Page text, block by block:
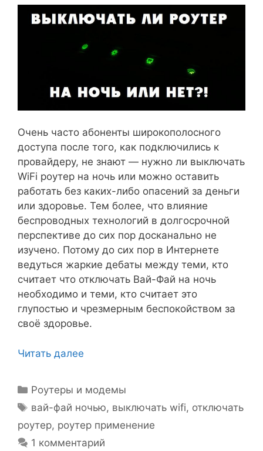
Очень часто абоненты широкополосного
доступа после того, как подключились к
провайдеру, не знают — нужно ли выключать
WiFi роутер на ночь или можно оставить
работать без каких-либо опасений за деньги
или здоровье. Тем более, что влияние
беспроводных технологий в долгосрочной
перспективе до сих пор досканально не
изучено. Потому до сих пор в Интернете
ведуться жаркие дебаты между теми, кто
считает что отключать Вай-Фай на ночь
необходимо и теми, кто считает это
глупостью и чрезмерным беспокойством за
своё здоровье.
Читать далее
Рубрики
Роутеры и модемы
Метки
вай-фай ночью, выключать wifi, отключать
роутер, роутер применение
1 комментарий